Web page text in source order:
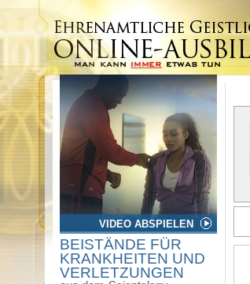
VIDEO ABSPIELEN
BEISTÄNDE FÜR
KRANKHEITEN UND
VERLETZUNGEN